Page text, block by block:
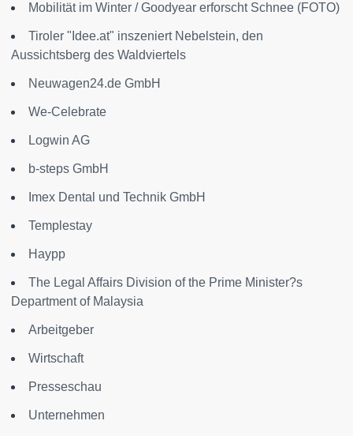
Mobilität im Winter / Goodyear erforscht Schnee (FOTO)
Tiroler "Idee.at" inszeniert Nebelstein, den
Aussichtsberg des Waldviertels
Neuwagen24.de GmbH
We-Celebrate
Logwin AG
b-steps GmbH
Imex Dental und Technik GmbH
Templestay
Haypp
The Legal Affairs Division of the Prime Minister?s
Department of Malaysia
Arbeitgeber
Wirtschaft
Presseschau
Unternehmen